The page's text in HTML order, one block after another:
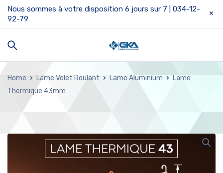
Nous sommes à votre disposition 6 jours sur 7 | 034-12-
92-79
Home Lame Volet Roulant Lame Aluminium
Lame
Thermique 43mm